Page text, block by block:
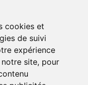
cookies et
de suivi
expérience
site, pour